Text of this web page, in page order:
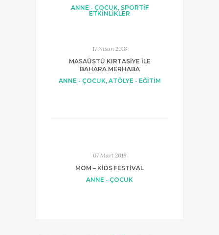
ANNE - ÇOCUK, SPORTİF
ETKİNLİKLER
17 Nisan 2018
MASAÜSTÜ KIRTASIYE ILE
BAHARA MERHABA
ANNE - ÇOCUK, ATÖLYE - EĞİTİM
07 Mart 2018
MOM – KIDS FESTIVAL
ANNE - ÇOCUK